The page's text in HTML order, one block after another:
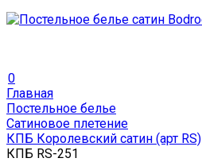
0
Главная
Постельное белье
Сатиновое плетение
КПБ Королевский сатин (арт RS)
КПБ RS-251